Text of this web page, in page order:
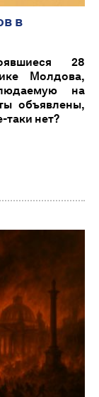
в
28
Молдова,
на
объявлены,
таки нет?